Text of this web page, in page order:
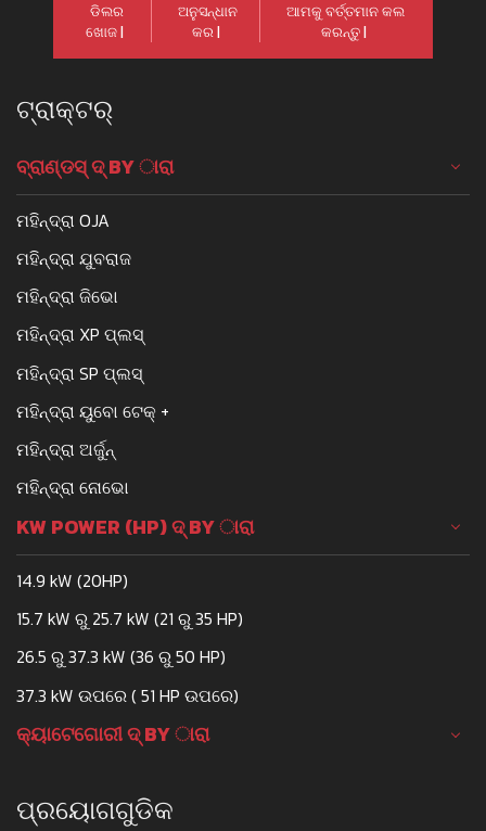
ଡିଲର
ଖୋଜ |
ଅନୁସନ୍ଧାନ
କର |
ଆମକୁ ବର୍ତ୍ତମାନ କଲ
କରନ୍ତୁ |
ଟ୍ରାକ୍ଟର୍
ବ୍ରାଣ୍ଡସ୍ ଦ୍ BY ାରା
ମହିନ୍ଦ୍ରା OJA
ମହିନ୍ଦ୍ରା ଯୁବରାଜ
ମହିନ୍ଦ୍ରା ଜିଭୋ
ମହିନ୍ଦ୍ରା XP ପ୍ଲସ୍
ମହିନ୍ଦ୍ରା SP ପ୍ଲସ୍
ମହିନ୍ଦ୍ରା ୟୁବୋ ଟେକ୍ +
ମହିନ୍ଦ୍ରା ଅର୍ଜୁନ୍
ମହିନ୍ଦ୍ରା ନୋଭୋ
KW POWER (HP) ଦ୍ BY ାରା
14.9 kW (20HP)
15.7 kW ରୁ 25.7 kW (21 ରୁ 35 HP)
26.5 ରୁ 37.3 kW (36 ରୁ 50 HP)
37.3 kW ଉପରେ ( 51 HP ଉପରେ)
କ୍ୟାଟେଗୋରୀ ଦ୍ BY ାରା
ପ୍ରୟୋଗଗୁଡିକ